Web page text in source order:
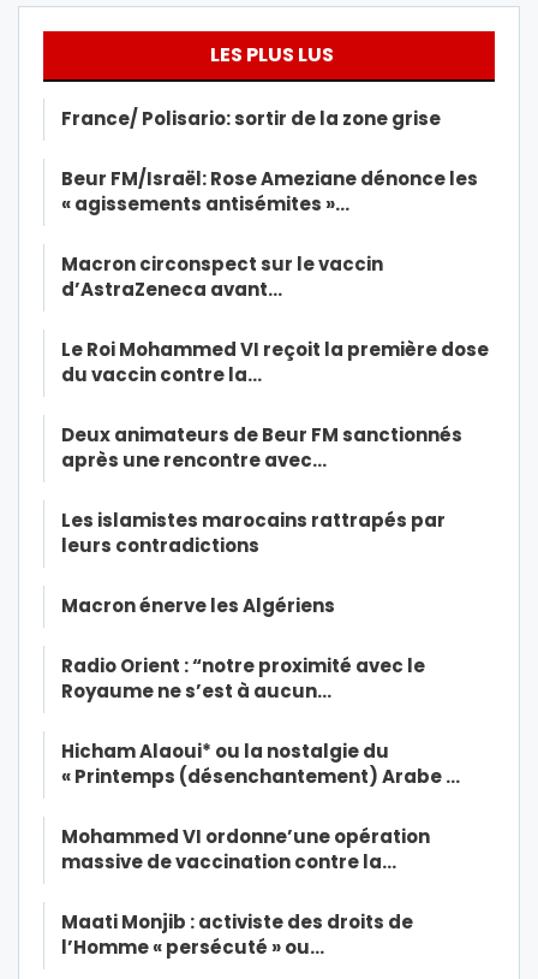
LES PLUS LUS
France/ Polisario: sortir de la zone grise
Beur FM/Israël: Rose Ameziane dénonce les
« agissements antisémites »…
Macron circonspect sur le vaccin
d’AstraZeneca avant…
Le Roi Mohammed VI reçoit la première dose
du vaccin contre la…
Deux animateurs de Beur FM sanctionnés
après une rencontre avec…
Les islamistes marocains rattrapés par
leurs contradictions
Macron énerve les Algériens
Radio Orient : “notre proximité avec le
Royaume ne s’est à aucun…
Hicham Alaoui* ou la nostalgie du
« Printemps (désenchantement) Arabe …
Mohammed VI ordonne’une opération
massive de vaccination contre la…
Maati Monjib : activiste des droits de
l’Homme « persécuté » ou…